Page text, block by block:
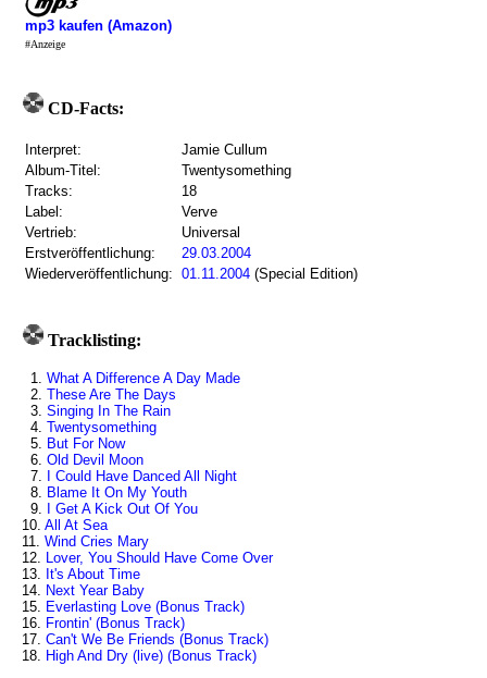
mp3 kaufen (Amazon)
#Anzeige
CD-Facts:
Interpret:
Jamie Cullum
Album-Titel:
Twentysomething
Tracks:
18
Label:
Verve
Vertrieb:
Universal
Erstveröffentlichung:
29.03.2004
Wiederveröffentlichung: 01.11.2004 (Special Edition)
Tracklisting:
1. What A Difference A Day Made
2. These Are The Days
3. Singing In The Rain
4. Twentysomething
5. But For Now
6. Old Devil Moon
7.
I Could Have Danced All Night
8. Blame It On My Youth
9.
I Get A Kick Out Of You
10. All At Sea
11. Wind Cries Mary
12. Lover, You Should Have Come Over
13. It's About Time
14. Next Year Baby
15. Everlasting Love (Bonus Track)
16. Frontin' (Bonus Track)
17. Can't We Be Friends (Bonus Track)
18. High And Dry (live) (Bonus Track)